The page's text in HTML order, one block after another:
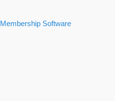
Membership Software